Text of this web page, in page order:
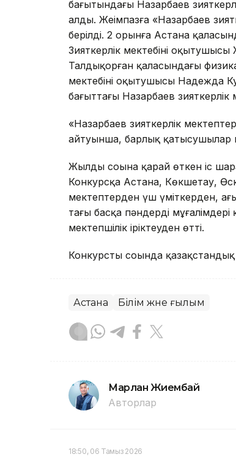
бағытындағы Назарбаев
алды. Жеңімпазға «Назарбаев
берілді. 2 орынға Астана
Зияткерлік мектебінің
Талдықорған қаласындағы
мектебінің оқытушысы Надежда
бағыттағы Назарбаев зияткерлік
«Назарбаев зияткерлік
айтуынша, барлық қатысушылар
Жылдың соңына қарай өткен іс
Конкурсқа Астана, Көкшетау,
мектептерден үш үміткерден,
тағы басқа пәндердің
мектепшілік іріктеуден өтті.
Конкурстың соңында
Астана Білім және ғылым
Марлан Жиембай
Авторлар
18:50, 06 Тамыз 2026